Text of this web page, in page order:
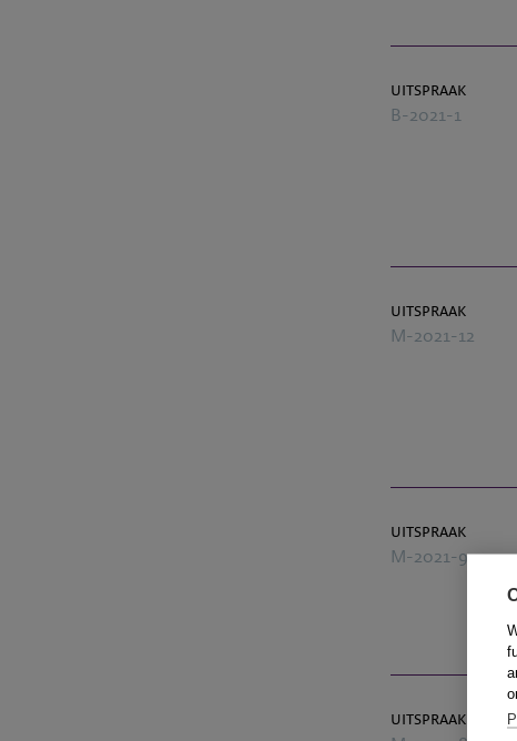
uitspraak
B-2021-1
uitspraak
M-2021-12
uitspraak
M-2021-9
uitspraak